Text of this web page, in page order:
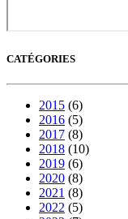
CATÉGORIES
2015 (6)
2016 (5)
2017 (8)
2018 (10)
2019 (6)
2020 (8)
2021 (8)
2022 (5)